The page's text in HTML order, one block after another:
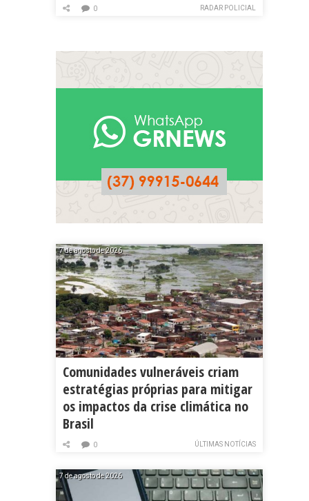
RADAR POLICIAL
0
7 de agosto de 2026
Comunidades vulneráveis criam
estratégias próprias para mitigar
os impactos da crise climática no
Brasil
ÚLTIMAS NOTÍCIAS
0
7 de agosto de 2026